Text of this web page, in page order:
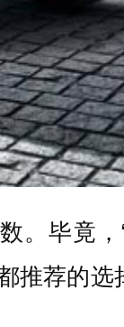
。毕竟
推荐的